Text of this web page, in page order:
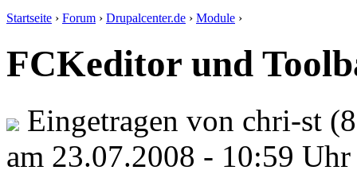
Startseite › Forum › Drupalcenter.de › Module ›
FCKeditor und
Eingetragen von chri-st
am 23.07.2008 - 10:59 Uhr